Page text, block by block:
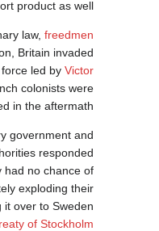
product as well.
law, freedmen
Britain invaded
led by Victor
colonists were
in the aftermath.
government and
responded
had no chance of
exploding their
it over to Sweden
of Stockholm